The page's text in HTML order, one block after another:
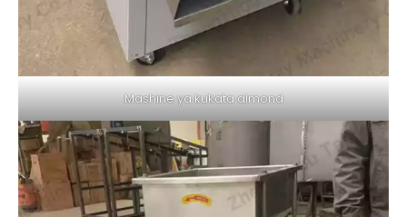
Mashine ya kukata almond